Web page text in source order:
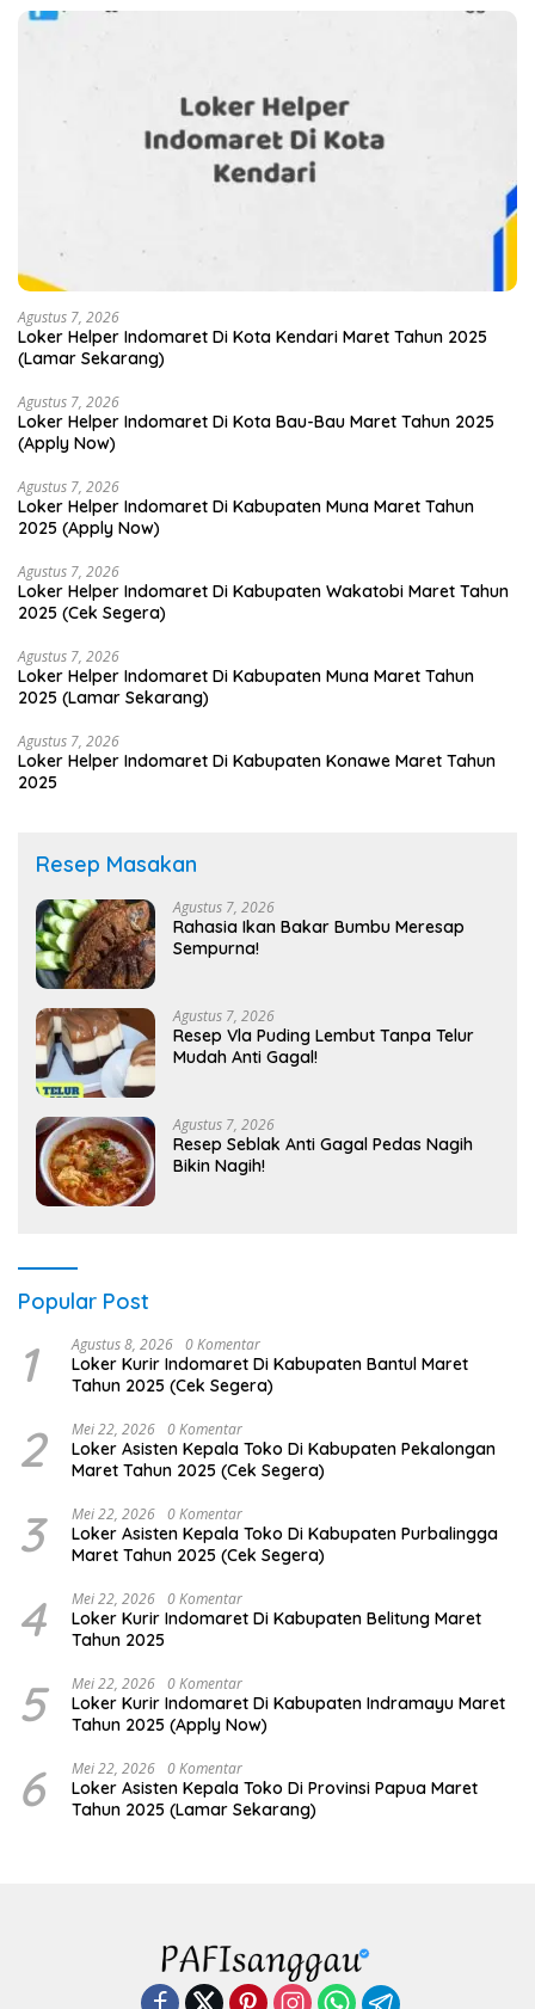
Agustus 7, 2026
Loker Helper Indomaret Di Kota Kendari Maret Tahun 2025
(Lamar Sekarang)
Agustus 7, 2026
Loker Helper Indomaret Di Kota Bau-Bau Maret Tahun 2025
(Apply Now)
Agustus 7, 2026
Loker Helper Indomaret Di Kabupaten Muna Maret Tahun
2025 (Apply Now)
Agustus 7, 2026
Loker Helper Indomaret Di Kabupaten Wakatobi Maret Tahun
2025 (Cek Segera)
Agustus 7, 2026
Loker Helper Indomaret Di Kabupaten Muna Maret Tahun
2025 (Lamar Sekarang)
Agustus 7, 2026
Loker Helper Indomaret Di Kabupaten Konawe Maret Tahun
2025
Resep Masakan
Agustus 7, 2026
Rahasia Ikan Bakar Bumbu Meresap
Sempurna!
Agustus 7, 2026
Resep Vla Puding Lembut Tanpa Telur
Mudah Anti Gagal!
Agustus 7, 2026
Resep Seblak Anti Gagal Pedas Nagih
Bikin Nagih!
Popular Post
1 Agustus 8, 2026 0 Komentar
Loker Kurir Indomaret Di Kabupaten Bantul Maret
Tahun 2025 (Cek Segera)
2 Mei 22, 2026 0 Komentar
Loker Asisten Kepala Toko Di Kabupaten Pekalongan
Maret Tahun 2025 (Cek Segera)
3 Mei 22, 2026 0 Komentar
Loker Asisten Kepala Toko Di Kabupaten Purbalingga
Maret Tahun 2025 (Cek Segera)
4 Mei 22, 2026 0 Komentar
Loker Kurir Indomaret Di Kabupaten Belitung Maret
Tahun 2025
5 Mei 22, 2026 0 Komentar
Loker Kurir Indomaret Di Kabupaten Indramayu Maret
Tahun 2025 (Apply Now)
6 Mei 22, 2026 0 Komentar
Loker Asisten Kepala Toko Di Provinsi Papua Maret
Tahun 2025 (Lamar Sekarang)